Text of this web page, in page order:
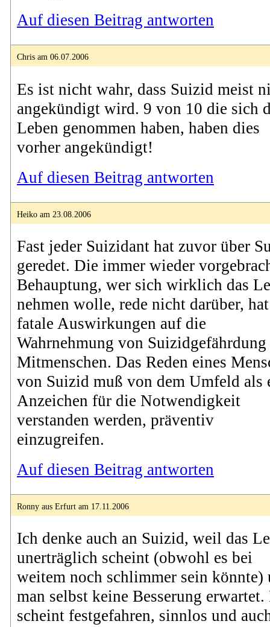
Auf diesen Beitrag antworten
Chris am 06.07.2006
Es ist nicht wahr, dass Suizid meist
angekündigt wird. 9 von 10 die sich
Leben genommen haben, haben dies
vorher angekündigt!
Auf diesen Beitrag antworten
Heiko am 23.08.2006
Fast jeder Suizidant hat zuvor über
geredet. Die immer wieder
Behauptung, wer sich wirklich das
nehmen wolle, rede nicht darüber, hat
fatale Auswirkungen auf die
Wahrnehmung von
Mitmenschen. Das Reden eines
von Suizid muß von dem Umfeld als
Anzeichen für die Notwendigkeit
verstanden werden, präventiv
einzugreifen.
Auf diesen Beitrag antworten
Ronny aus Erfurt am 17.11.2006
Ich denke auch an Suizid, weil das
unerträglich scheint (obwohl es bei
weitem noch schlimmer sein könnte)
man selbst keine Besserung erwartet.
scheint festgefahren, sinnlos und